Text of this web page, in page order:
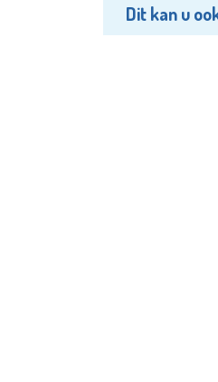
Dit kan u